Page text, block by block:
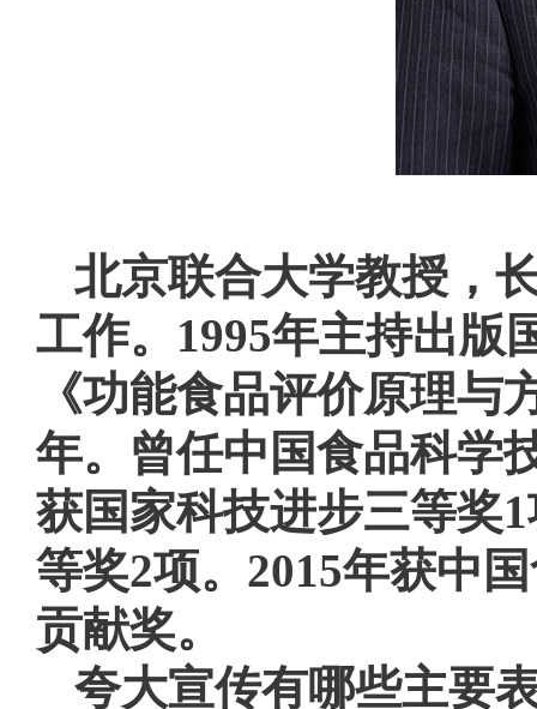
北京联合大学教授，
工作。1995年主持出版
《功能食品评价原理
年。曾任中国食品科学
获国家科技进步三等奖
等奖2项。2015年获中
贡献奖。
夸大宣传有哪些主要